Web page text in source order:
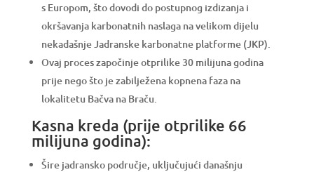
s Europom, što dovodi do postupnog izdizanja i
okršavanja karbonatnih naslaga na velikom dijelu
nekadašnje Jadranske karbonatne platforme (JKP).
Ovaj proces započinje otprilike 30 milijuna godina
prije nego što je zabilježena kopnena faza na
lokalitetu Bačva na Braču.
Kasna kreda (prije otprilike 66
milijuna godina):
Šire jadransko područje, uključujući današnju